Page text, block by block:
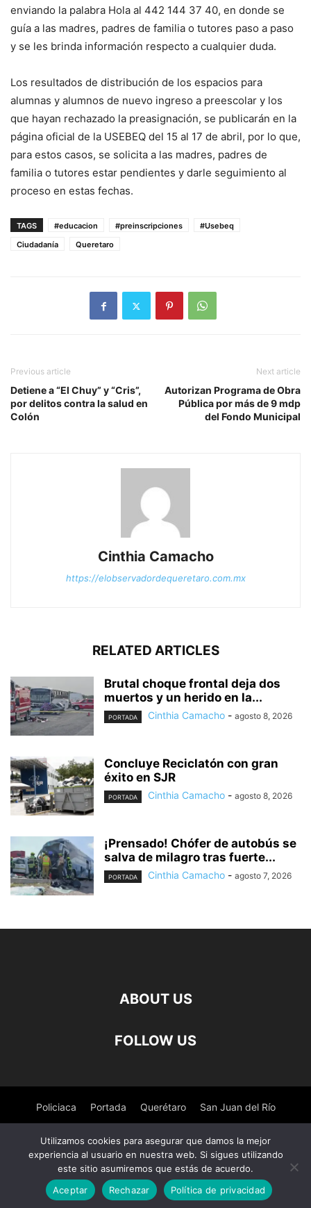
enviando la palabra Hola al 442 144 37 40, en donde se
guía a las madres, padres de familia o tutores paso a paso
y se les brinda información respecto a cualquier duda.
Los resultados de distribución de los espacios para
alumnas y alumnos de nuevo ingreso a preescolar y los
que hayan rechazado la preasignación, se publicarán en la
página oficial de la USEBEQ del 15 al 17 de abril, por lo que,
para estos casos, se solicita a las madres, padres de
familia o tutores estar pendientes y darle seguimiento al
proceso en estas fechas.
TAGS #educacion #preinscripciones
#Usebeq
Ciudadanía
Queretaro
Previous article
Detiene a “El Chuy” y “Cris”,
por delitos contra la salud en
Colón
Next article
Autorizan Programa de Obra
Pública por más de 9 mdp
del Fondo Municipal
Cinthia Camacho
https://elobservadordequeretaro.com.mx
RELATED ARTICLES
Brutal choque frontal deja dos
muertos y un herido en la...
PORTADA Cinthia Camacho - agosto 8, 2026
Concluye Reciclatón con gran
éxito en SJR
PORTADA Cinthia Camacho - agosto 8, 2026
¡Prensado! Chófer de autobús se
salva de milagro tras fuerte...
PORTADA Cinthia Camacho - agosto 7, 2026
ABOUT US
FOLLOW US
Policiaca Portada Querétaro San Juan del Río
Nacional Salud
© ©Derechos Reservados El Observador de Queretaro
Utilizamos cookies para asegurar que damos la mejor
experiencia al usuario en nuestra web. Si sigues utilizando
este sitio asumiremos que estás de acuerdo.
Aceptar
Rechazar Política de privacidad